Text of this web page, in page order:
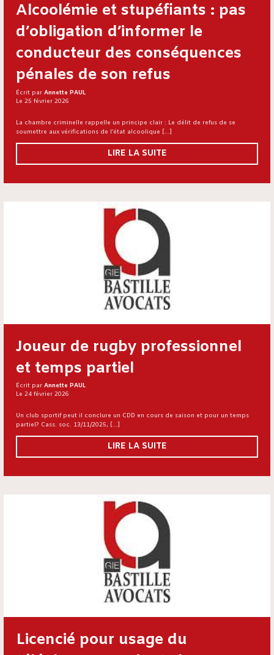
Alcoolémie et stupéfiants : pas
d’obligation d’informer le
conducteur des conséquences
pénales de son refus
Écrit par Annette PAUL
Le 25 février 2026
La chambre criminelle rappelle un principe clair : Le délit de refus de se
soumettre aux vérifications de l’état alcoolique […]
LIRE LA SUITE
Joueur de rugby professionnel
et temps partiel
Écrit par Annette PAUL
Le 24 février 2026
Un club sportif peut il conclure un CDD en cours de saison et pour un temps
partiel? Cass. soc. 13/11/2025, […]
LIRE LA SUITE
Licencié pour usage du